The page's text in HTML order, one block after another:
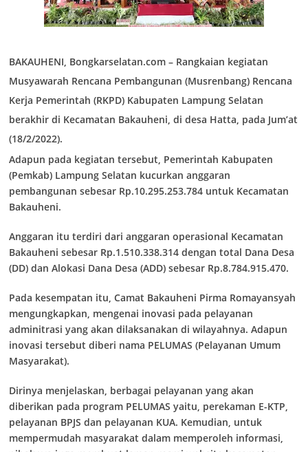
BAKAUHENI, Bongkarselatan.com – Rangkaian kegiatan
Musyawarah Rencana Pembangunan (Musrenbang) Rencana
Kerja Pemerintah (RKPD) Kabupaten Lampung Selatan
berakhir di Kecamatan Bakauheni, di desa Hatta, pada Jum’at
(18/2/2022).
Adapun pada kegiatan tersebut, Pemerintah Kabupaten
(Pemkab) Lampung Selatan kucurkan anggaran
pembangunan sebesar Rp.10.295.253.784 untuk Kecamatan
Bakauheni.
Anggaran itu terdiri dari anggaran operasional Kecamatan
Bakauheni sebesar Rp.1.510.338.314 dengan total Dana Desa
(DD) dan Alokasi Dana Desa (ADD) sebesar Rp.8.784.915.470.
Pada kesempatan itu, Camat Bakauheni Pirma Romayansyah
mengungkapkan, mengenai inovasi pada pelayanan
adminitrasi yang akan dilaksanakan di wilayahnya. Adapun
inovasi tersebut diberi nama PELUMAS (Pelayanan Umum
Masyarakat).
Dirinya menjelaskan, berbagai pelayanan yang akan
diberikan pada program PELUMAS yaitu, perekaman E-KTP,
pelayanan BPJS dan pelayanan KUA. Kemudian, untuk
mempermudah masyarakat dalam memperoleh informasi,